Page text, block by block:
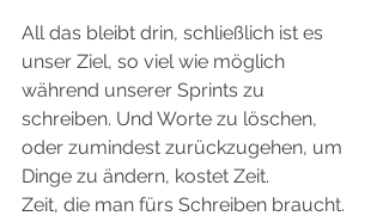
All das bleibt drin, schließlich ist es
unser Ziel, so viel wie möglich
während unserer Sprints zu
schreiben. Und Worte zu löschen,
oder zumindest zurückzugehen, um
Dinge zu ändern, kostet Zeit.
Zeit, die man fürs Schreiben braucht.